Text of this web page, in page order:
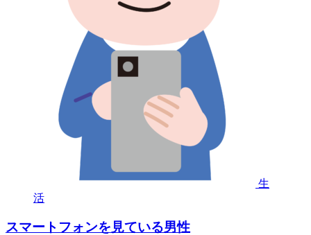
生
活
スマートフォンを見ている男性